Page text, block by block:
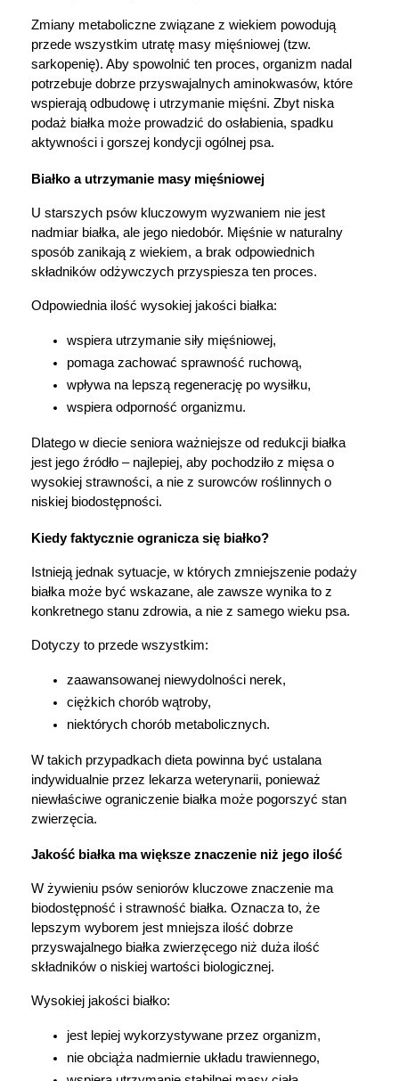
Korzystamy z plików cookies w celu
preferencji. Więcej informacji znajdziesz w
naszejpolityce prywatności. Możesz określić
warunki przechowywania lub dostępu do
cookies poprzez kliknięcie przycisku
Zmiany metaboliczne związane z wiekiem powodują
przede wszystkim utratę masy mięśniowej (tzw.
sarkopenię). Aby spowolnić ten proces, organizm nadal
potrzebuje dobrze przyswajalnych aminokwasów, które
wspierają odbudowę i utrzymanie mięśni. Zbyt niska
podaż białka może prowadzić do osłabienia, spadku
aktywności i gorszej kondycji ogólnej psa.
Białko a utrzymanie masy mięśniowej
U starszych psów kluczowym wyzwaniem nie jest
nadmiar białka, ale jego niedobór. Mięśnie w naturalny
sposób zanikają z wiekiem, a brak odpowiednich
składników odżywczych przyspiesza ten proces.
Odpowiednia ilość wysokiej jakości białka:
wspiera utrzymanie siły mięśniowej,
pomaga zachować sprawność ruchową,
wpływa na lepszą regenerację po wysiłku,
wspiera odporność organizmu.
Dlatego w diecie seniora ważniejsze od redukcji białka
jest jego źródło – najlepiej, aby pochodziło z mięsa o
wysokiej strawności, a nie z surowców roślinnych o
niskiej biodostępności.
Kiedy faktycznie ogranicza się białko?
Istnieją jednak sytuacje, w których zmniejszenie podaży
białka może być wskazane, ale zawsze wynika to z
konkretnego stanu zdrowia, a nie z samego wieku psa.
Dotyczy to przede wszystkim:
zaawansowanej niewydolności nerek,
ciężkich chorób wątroby,
niektórych chorób metabolicznych.
W takich przypadkach dieta powinna być ustalana
indywidualnie przez lekarza weterynarii, ponieważ
niewłaściwe ograniczenie białka może pogorszyć stan
zwierzęcia.
Jakość białka ma większe znaczenie niż jego ilość
W żywieniu psów seniorów kluczowe znaczenie ma
biodostępność i strawność białka. Oznacza to, że
lepszym wyborem jest mniejsza ilość dobrze
przyswajalnego białka zwierzęcego niż duża ilość
składników o niskiej wartości biologicznej.
Wysokiej jakości białko:
jest lepiej wykorzystywane przez organizm,
nie obciąża nadmiernie układu trawiennego,